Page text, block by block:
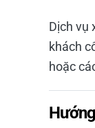
Dịch vụ
khách
hoặc